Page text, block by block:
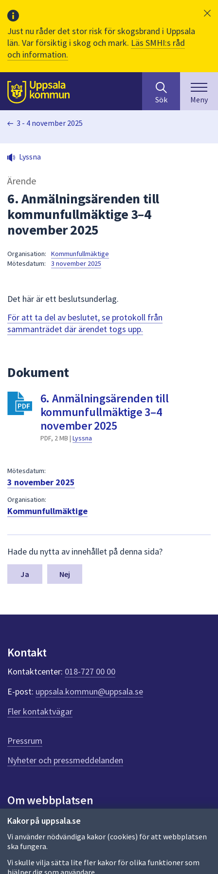
Just nu råder det stor risk för skogsbrand i Uppsala
län. Var försiktig i skog och mark. Läs SMHI:s råd
och information.
Till sidans
huvudinnehåll
efter
innehåll
på
sökfältet
kommer
sökförslag
att
navigera
mellan
välja
något
Sök Meny
Kakor på uppsala.se
Vi använder nödvändiga kakor (cookies) för att webbplatsen
ska fungera.
Vi skulle vilja sätta lite fler kakor för olika funktioner som
hjälper dig som användare.
3 - 4 november 2025
Lyssna
Ärende
6. Anmälningsärenden till
kommunfullmäktige 3–4
november 2025
Organisation:
Kommunfullmäktige
Mötesdatum:
3 november 2025
Det här är ett beslutsunderlag.
För att ta del av beslutet, se protokoll från
sammanträdet där ärendet togs upp.
Dokument
6. Anmälningsärenden till
kommunfullmäktige 3–4
november 2025
PDF, 2 MB | Lyssna
Mötesdatum:
3 november 2025
Organisation:
Kommunfullmäktige
ä
m
a
n
k
t
e
r
f
ö
r
e
n
n
a
d
a
Hade du nytta av innehållet på denna sida?
Nej
Kontakt
Kontaktcenter: 018-727 00 00
E-post: uppsala.kommun@uppsala.se
Fler kontaktvägar
Pressrum
Nyheter och pressmeddelanden
Om webbplatsen
Om webbplatsen
Allmänna handlingar och diarium
Behandling av personuppgifter